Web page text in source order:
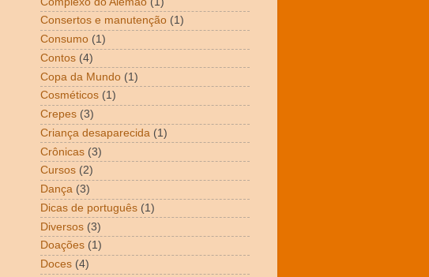
Consertos e manutenção (1)
Consumo (1)
Contos (4)
Copa da Mundo (1)
Cosméticos (1)
Crepes (3)
Criança desaparecida (1)
Crônicas (3)
Cursos (2)
Dança (3)
Dicas de português (1)
Diversos (3)
Doações (1)
Doces (4)